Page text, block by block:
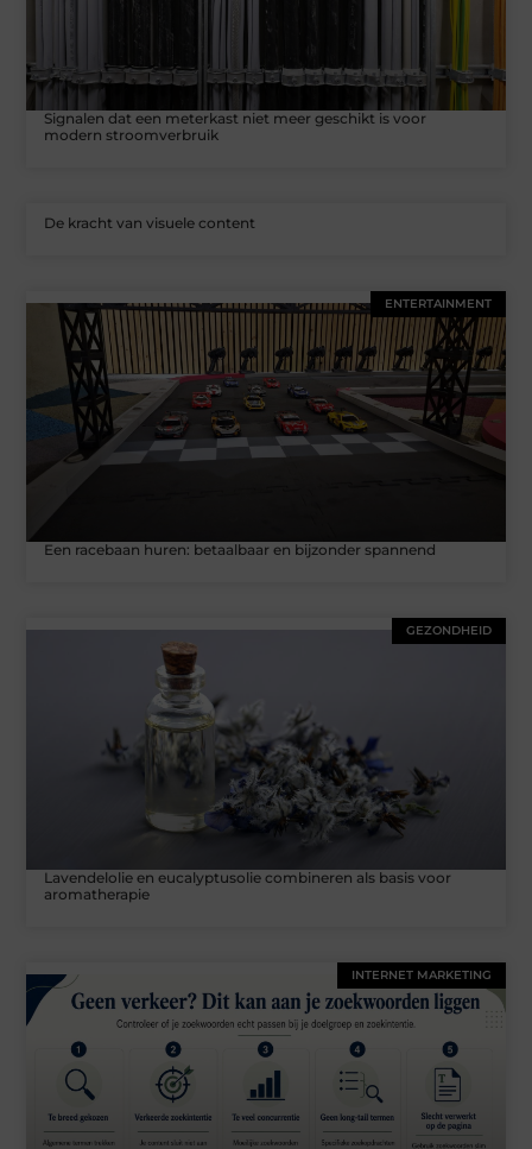
Signalen dat een meterkast niet meer geschikt is voor
modern stroomverbruik
De kracht van visuele content
ENTERTAINMENT
Een racebaan huren: betaalbaar en bijzonder spannend
GEZONDHEID
Lavendelolie en eucalyptusolie combineren als basis voor
aromatherapie
INTERNET MARKETING